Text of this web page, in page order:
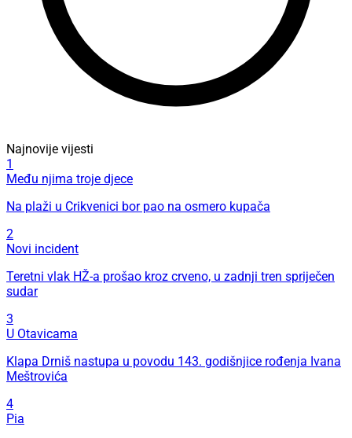
Najnovije vijesti
1
Među njima troje djece
Na plaži u Crikvenici bor pao na osmero kupača
2
Novi incident
Teretni vlak HŽ-a prošao kroz crveno, u zadnji tren spriječen
sudar
3
U Otavicama
Klapa Drniš nastupa u povodu 143. godišnjice rođenja Ivana
Meštrovića
4
Pia